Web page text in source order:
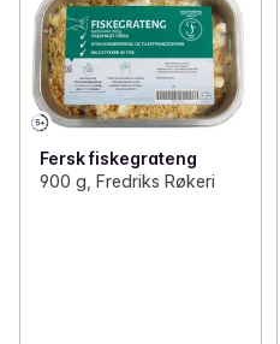
Fersk fiskegrateng
900 g, Fredriks Røkeri